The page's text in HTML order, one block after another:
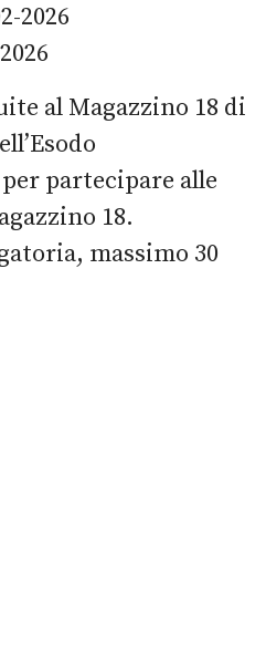
2026
al Magazzino 18 di
partecipare alle
18.
massimo 30